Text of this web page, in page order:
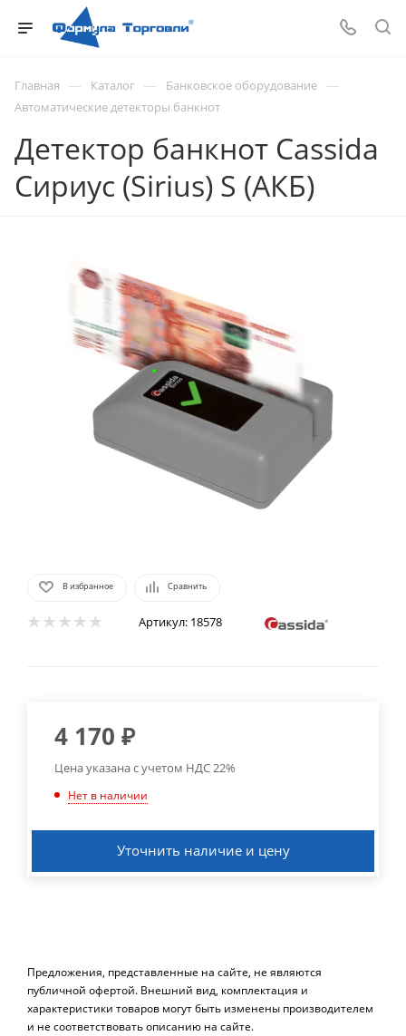
Главная — Каталог — Банковское оборудование —
Автоматические детекторы банкнот
Детектор банкнот Cassida
Сириус (Sirius) S (АКБ)
В избранное Сравнить
Артикул: 18578
4 170 ₽
Цена указана с учетом НДС 22%
Нет в наличии
Уточнить наличие и цену
Предложения, представленные на сайте, не являются
публичной офертой. Внешний вид, комплектация и
характеристики товаров могут быть изменены производителем
и не соответствовать описанию на сайте.